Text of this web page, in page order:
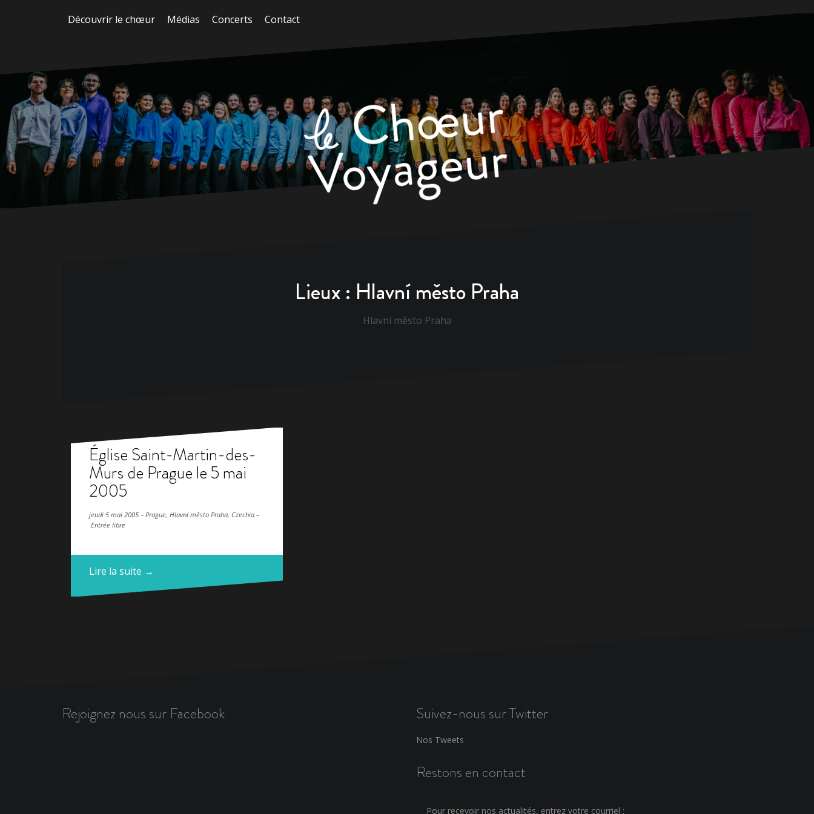
Découvrir le chœur Médias Concerts Contact
Lieux : Hlavní město Praha
Hlavní město Praha
Église Saint-Martin-des-
Murs de Prague le 5 mai
2005
jeudi 5 mai 2005 – Prague, Hlavní město Praha, Czechia –
Entrée libre
Lire la suite →
Rejoignez nous sur Facebook Suivez-nous sur Twitter
Nos Tweets
Restons en contact
Pour recevoir nos actualités, entrez votre courriel :